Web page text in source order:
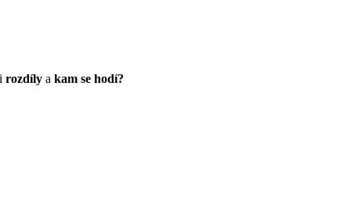
rozdíly a kam se hodí?